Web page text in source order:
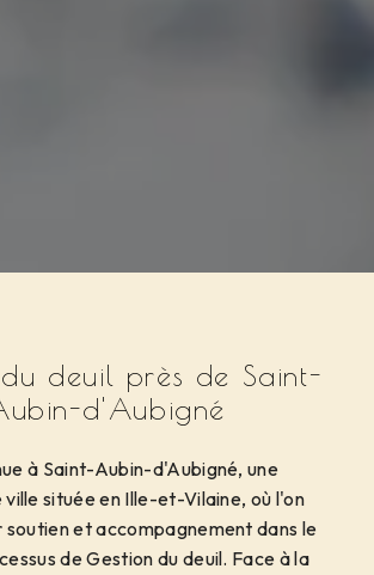
du deuil près de Saint-
d'Aubigné
à Saint-Aubin-d'Aubigné, une
située en Ille-et-Vilaine, où l'on
et accompagnement dans le
de Gestion du deuil. Face à la